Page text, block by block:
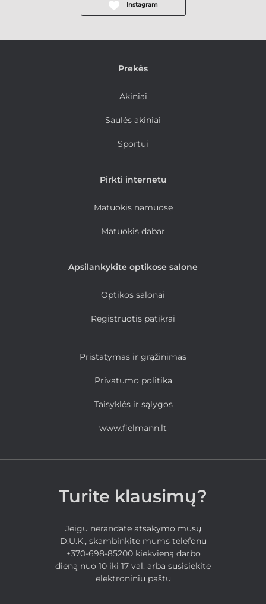
Instagram
Prekės
Akiniai
Saulės akiniai
Sportui
Pirkti internetu
Matuokis namuose
Matuokis dabar
Apsilankykite optikose salone
Optikos salonai
Registruotis patikrai
Pristatymas ir grąžinimas
Privatumo politika
Taisyklės ir sąlygos
www.fielmann.lt
Turite klausimų?
Jeigu nerandate atsakymo mūsų
D.U.K., skambinkite mums telefonu
+370-698-85200 kiekvieną darbo
dieną nuo 10 iki 17 val. arba susisiekite
elektroniniu paštu